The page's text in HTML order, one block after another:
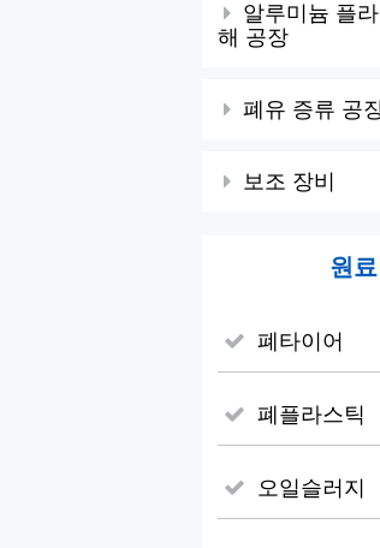
알루미늄 플
해 공장
폐유 증류 공
보조 장비
원료
폐타이어
폐플라스틱
오일슬러지